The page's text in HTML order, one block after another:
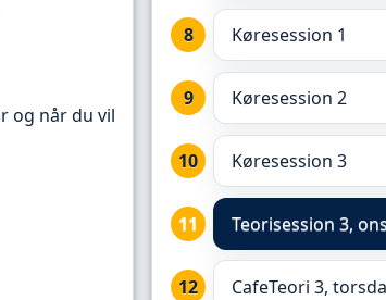
og når du vil
Køresession 1
Køresession 2
Køresession 3
Teorisession 3,
CafeTeori 3,